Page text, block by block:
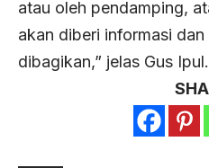
atau oleh pendamping,
akan diberi informasi
dibagikan,” jelas Gus